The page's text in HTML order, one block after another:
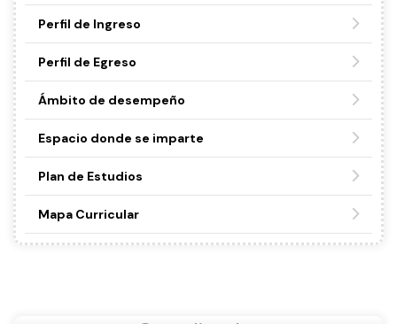
Perfil de Ingreso
Perfil de Egreso
Ámbito de desempeño
Espacio donde se imparte
Plan de Estudios
Mapa Curricular